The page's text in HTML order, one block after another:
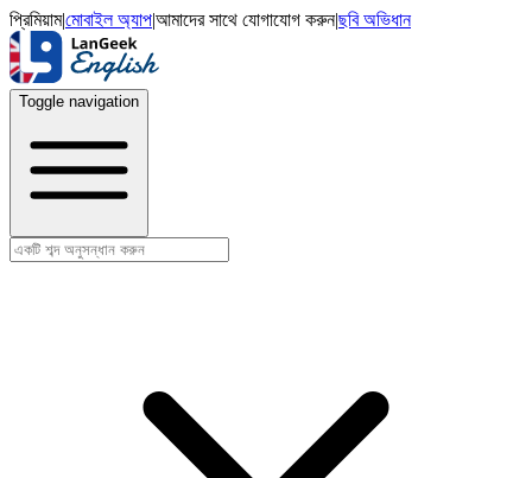
প্রিমিয়াম|মোবাইল অ্যাপ|আমাদের সাথে যোগাযোগ করুন|ছবি অভিধান
Toggle navigation